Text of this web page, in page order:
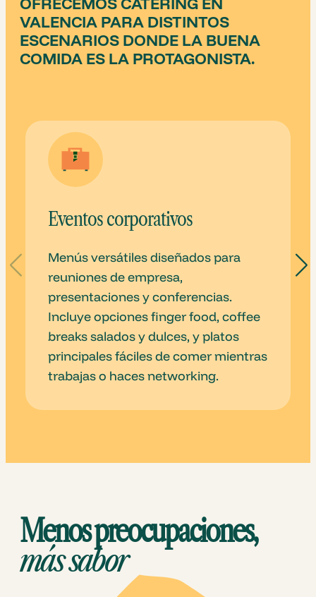
VALENCIA PARA DISTINTOS
ESCENARIOS DONDE LA BUENA
COMIDA ES LA PROTAGONISTA.
Eventos corporativos
Menús versátiles diseñados para
reuniones de empresa,
presentaciones y conferencias.
Incluye opciones finger food, coffee
breaks salados y dulces, y platos
principales fáciles de comer mientras
trabajas o haces networking.
Menos preocupaciones,
más sabor